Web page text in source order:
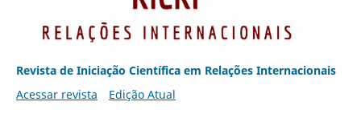
Revista de Iniciação Científica em Relações Internacionais
Acessar revista
Edição Atual